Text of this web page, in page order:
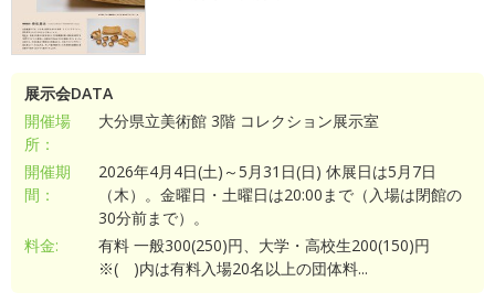
展示会DATA
開催場
所：
大分県立美術館 3階 コレクション展示室
開催期
間：
2026年4月4日(土)～5月31日(日) 休展日は5月7日
（木）。金曜日・土曜日は20:00まで（入場は閉館の
30分前まで）。
料金:
有料 一般300(250)円、大学・高校生200(150)円
※( )内は有料入場20名以上の団体料...